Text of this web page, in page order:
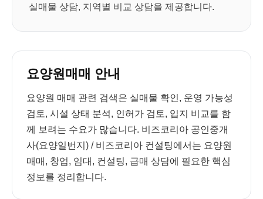
실매물 상담, 지역별 비교 상담을 제공합니다.
요양원매매 안내
요양원 매매 관련 검색은 실매물 확인, 운영 가능성
검토, 시설 상태 분석, 인허가 검토, 입지 비교를 함
께 보려는 수요가 많습니다. 비즈코리아 공인중개
사(요양일번지) / 비즈코리아 컨설팅에서는 요양원
매매, 창업, 임대, 컨설팅, 급매 상담에 필요한 핵심
정보를 정리합니다.